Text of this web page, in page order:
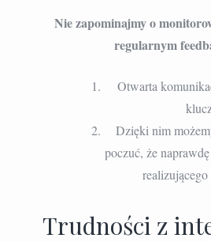
Nie zapominajmy o
regularnym
Otwarta
Dzięki nim
poczuć, że
Trudności z